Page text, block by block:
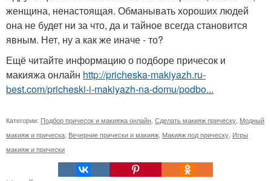
женщина, ненастоящая. Обманывать хороших людей
она не будет ни за что, да и тайное всегда становится
явным. Нет, ну а как же иначе - то?
Ещё читайте информацию о подборе причесок и
макияжа онлайн http://pricheska-makiyazh.ru-
best.com/pricheski-i-makiyazh-na-domu/podbo...
Категории: Подбор причесок и макияжа онлайн Сделать макияж прическу Модный
макияж и прическа Вечерние прически и макияж Макияж под прическу Игры
макияж и прически